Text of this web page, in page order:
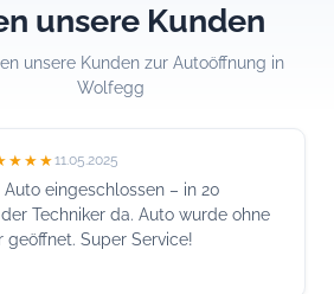
unsere Kunden
unsere Kunden zur Autoöffnung in
Wolfegg
11.05.2025
eingeschlossen – in 20
Techniker da. Auto wurde ohne
geöffnet. Super Service!